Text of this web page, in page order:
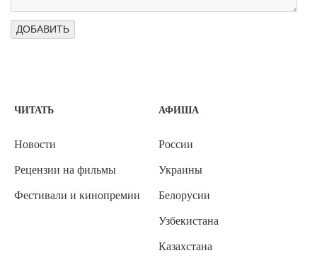
ЧИТАТЬ
Новости
Рецензии на фильмы
Фестивали и кинопремии
АФИША
России
Украины
Белорусии
Узбекистана
Казахстана